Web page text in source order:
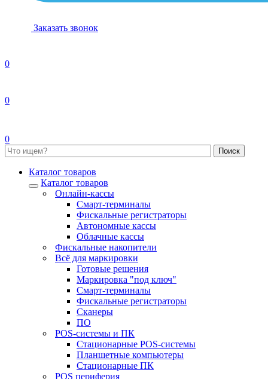
Заказать звонок
0
0
0
Каталог товаров
Каталог товаров
Онлайн-кассы
Смарт-терминалы
Фискальные регистраторы
Автономные кассы
Облачные кассы
Фискальные накопители
Всё для маркировки
Готовые решения
Маркировка "под ключ"
Смарт-терминалы
Фискальные регистраторы
Сканеры
ПО
POS-системы и ПК
Стационарные POS-системы
Планшетные компьютеры
Стационарные ПК
POS периферия